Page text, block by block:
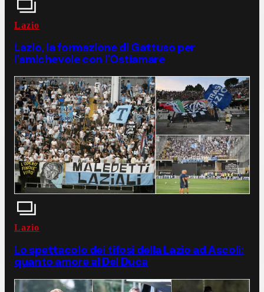
Lazio
Lazio, la formazione di Gattuso per
l'amichevole con l'Ostiamare
Lazio
Lo spettacolo dei tifosi della Lazio ad Ascoli:
quanto amore al Del Duca